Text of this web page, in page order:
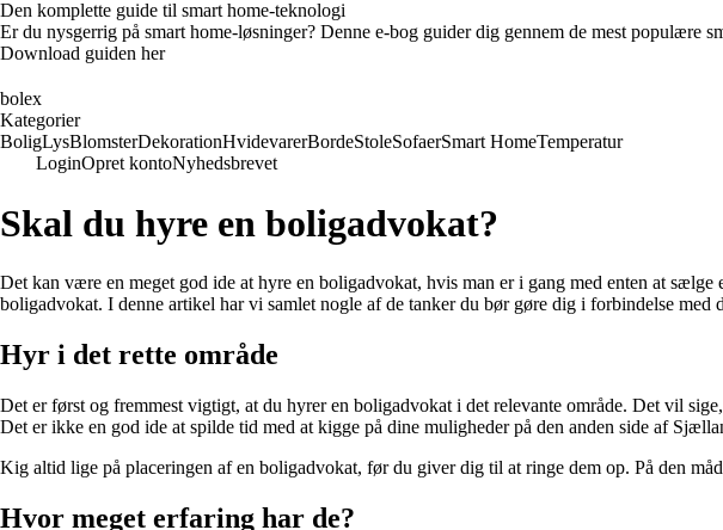
Den komplette guide til smart home-teknologi
Er du nysgerrig på smart home-løsninger? Denne e-bog guider dig gennem de mest populære
Download guiden her
bolex
Kategorier
BoligLysBlomsterDekorationHvidevarerBordeStoleSofaerSmart HomeTemperatur
LoginOpret kontoNyhedsbrevet
Skal du hyre en boligadvokat?
Det kan være en meget god ide at hyre en boligadvokat, hvis man er i gang med enten at
boligadvokat. I denne artikel har vi samlet nogle af de tanker du bør gøre dig i forbindelse
Hyr i det rette område
Det er først og fremmest vigtigt, at du hyrer en boligadvokat i det relevante område. Det vil
Det er ikke en god ide at spilde tid med at kigge på dine muligheder på den anden side af
Kig altid lige på placeringen af en boligadvokat, før du giver dig til at ringe dem op. På den
Hvor meget erfaring har de?